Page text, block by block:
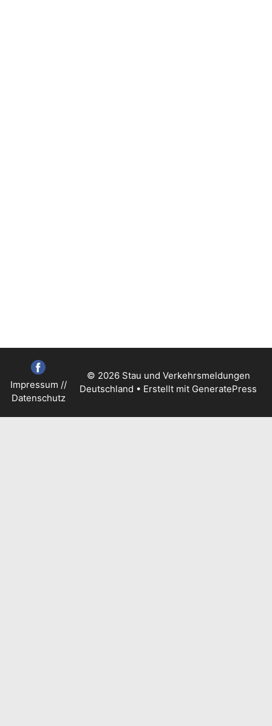
Impressum //
Datenschutz
© 2026 Stau und Verkehrsmeldungen
Deutschland • Erstellt mit GeneratePress